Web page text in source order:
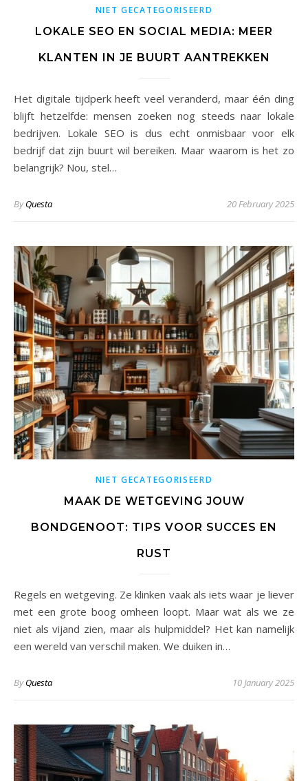
NIET GECATEGORISEERD
LOKALE SEO EN SOCIAL MEDIA: MEER
KLANTEN IN JE BUURT AANTREKKEN
Het digitale tijdperk heeft veel veranderd, maar één ding
blijft hetzelfde: mensen zoeken nog steeds naar lokale
bedrijven. Lokale SEO is dus echt onmisbaar voor elk
bedrijf dat zijn buurt wil bereiken. Maar waarom is het zo
belangrijk? Nou, stel…
ByQuesta 20 February 2025
NIET GECATEGORISEERD
MAAK DE WETGEVING JOUW
BONDGENOOT: TIPS VOOR SUCCES EN
RUST
Regels en wetgeving. Ze klinken vaak als iets waar je liever
met een grote boog omheen loopt. Maar wat als we ze
niet als vijand zien, maar als hulpmiddel? Het kan namelijk
een wereld van verschil maken. We duiken in…
ByQuesta 10 January 2025